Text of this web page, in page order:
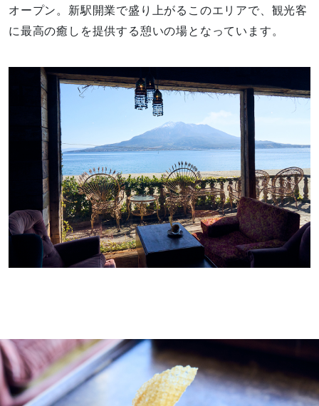
オープン。新駅開業で盛り上がるこのエリアで、観光客
に最高の癒しを提供する憩いの場となっています。